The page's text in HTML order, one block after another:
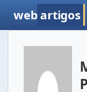
web artigos